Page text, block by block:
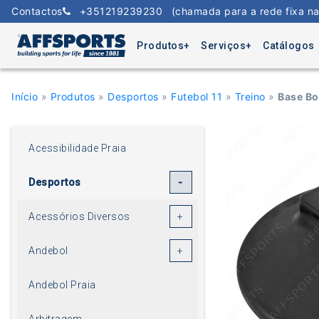
Skip
Contactos +351219239230 (chamada para a rede fixa
Produtos Serviços Catálogos
Início » Produtos » Desportos » Futebol 11 » Treino » Base
Acessibilidade Praia
Desportos
Acessórios Diversos
Andebol
Andebol Praia